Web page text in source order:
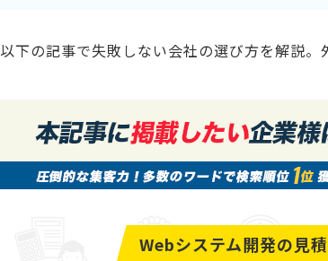
以下の記事で失敗しない会社の選び方を解説。
Webシステム開発の見